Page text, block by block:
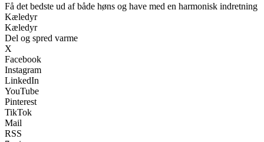
Få det bedste ud af både høns og have med en harmonisk indretning
Kæledyr
Kæledyr
Del og spred varme
X
Facebook
Instagram
LinkedIn
YouTube
Pinterest
TikTok
Mail
RSS